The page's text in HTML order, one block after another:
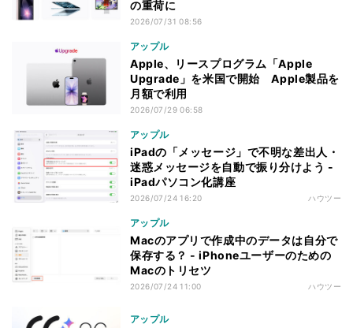
の重荷に
2026/07/31 08:56
アップル
Apple、リースプログラム「Apple
Upgrade」を米国で開始 Apple製品を
月額で利用
2026/07/29 06:58
アップル
iPadの「メッセージ」で不明な差出人・
迷惑メッセージを自動で振り分けよう -
iPadパソコン化講座
2026/07/24 16:20 ハウツー
アップル
Macのアプリで作成中のデータは自分で
保存する？ - iPhoneユーザーのための
Macのトリセツ
2026/07/24 11:00 ハウツー
アップル